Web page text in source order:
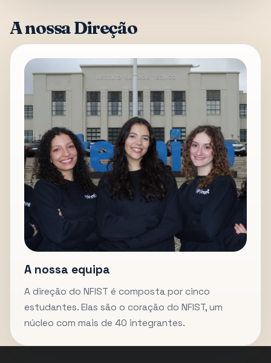
A nossa Direção
A nossa equipa
A direção do NFIST é composta por cinco
estudantes. Elas são o coração do NFIST, um
núcleo com mais de 40 integrantes.